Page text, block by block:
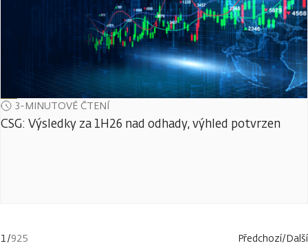
3-MINUTOVÉ ČTENÍ
CSG: Výsledky za 1H26 nad odhady, výhled potvrzen
1/925 Předchozí/Další